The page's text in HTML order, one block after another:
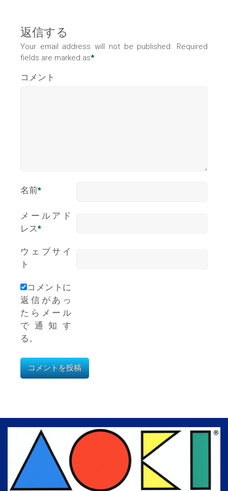
返信する
Your email address will not be published. Required
fields are marked as*
コメント
名前*
メールアド
レス*
ウェブサイ
ト
コメントに
返信があっ
たらメール
で通知す
る。